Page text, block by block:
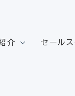
介 セール